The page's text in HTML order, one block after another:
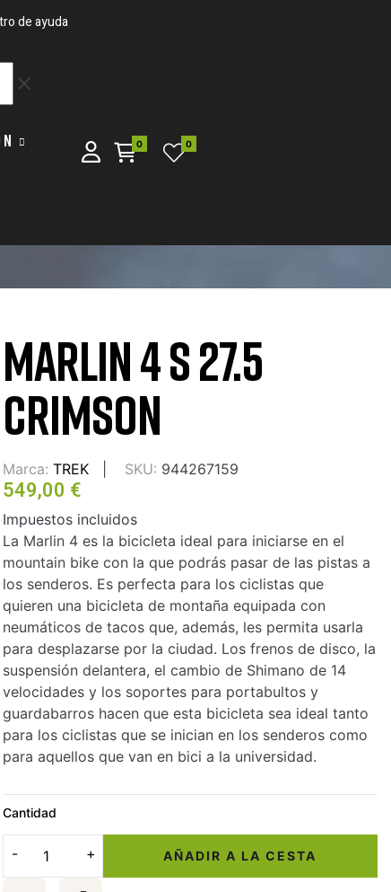
de ayuda
clear
0 0
MARLIN 4 S 27.5
CRIMSON
Marca: TREK SKU: 944267159
549,00 €
Impuestos incluidos
La Marlin 4 es la bicicleta ideal para iniciarse en el
mountain bike con la que podrás pasar de las pistas a
los senderos. Es perfecta para los ciclistas que
quieren una bicicleta de montaña equipada con
neumáticos de tacos que, además, les permita usarla
para desplazarse por la ciudad. Los frenos de disco, la
suspensión delantera, el cambio de Shimano de 14
velocidades y los soportes para portabultos y
guardabarros hacen que esta bicicleta sea ideal tanto
para los ciclistas que se inician en los senderos como
para aquellos que van en bici a la universidad.
Cantidad
AÑADIR A LA CESTA